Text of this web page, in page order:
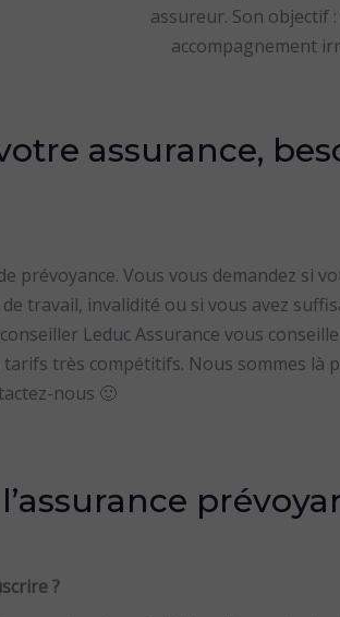
assureur. Son objectif
accompagnement
assurance,
prévoyance. Vous vous demandez si
travail, invalidité ou si vous avez
Leduc Assurance vous
très compétitifs. Nous sommes là
nous 🙂
?